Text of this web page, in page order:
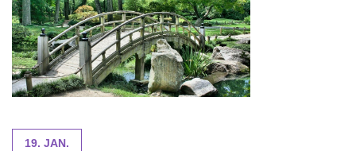
19. JAN.